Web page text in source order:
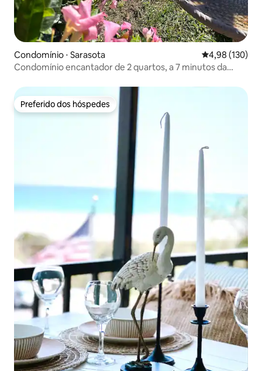
Condomínio ⋅ Sarasota 4,98 de uma
4,98 (130)
Condomínio encantador de 2 quartos, a 7 minutos da
Preferido dos hóspedes
Preferido dos hóspedes